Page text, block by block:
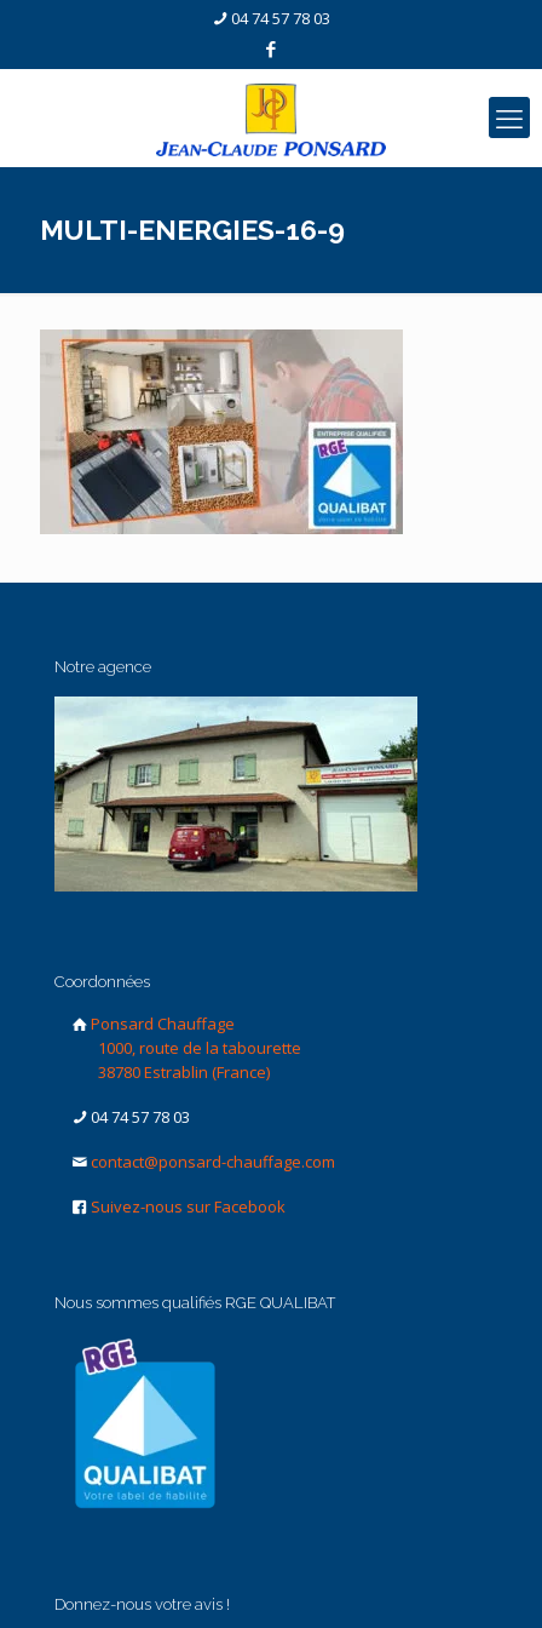
04 74 57 78 03
MULTI-ENERGIES-16-9
Notre agence
Coordonnées
Ponsard Chauffage
1000, route de la tabourette
38780 Estrablin (France)
04 74 57 78 03
contact@ponsard-chauffage.com
Suivez-nous sur Facebook
Nous sommes qualifiés RGE QUALIBAT
Donnez-nous votre avis !